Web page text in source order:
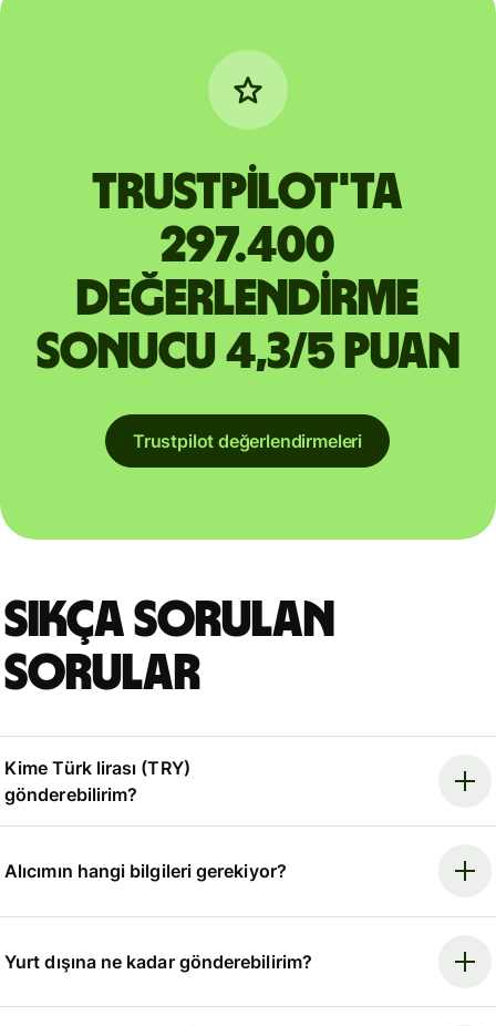
Trustpilot'ta
297.400
değerlendirme
sonucu 4,3/5 puan
Trustpilot değerlendirmeleri
Sıkça sorulan
sorular
Kime Türk lirası (TRY)
gönderebilirim?
Alıcımın hangi bilgileri gerekiyor?
Yurt dışına ne kadar gönderebilirim?